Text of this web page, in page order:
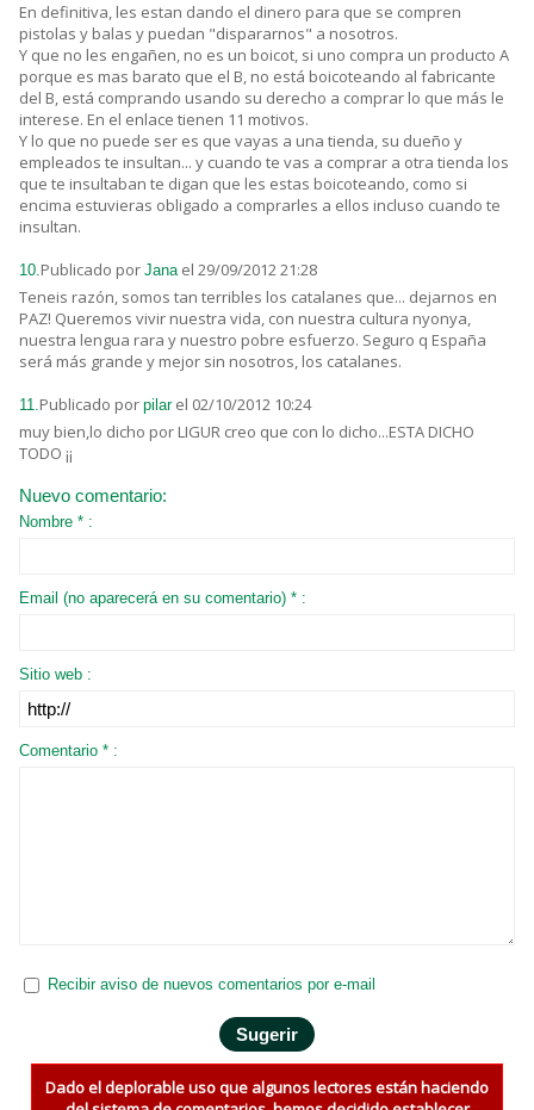
En definitiva, les estan dando el dinero para que se compren
pistolas y balas y puedan "dispararnos" a nosotros.
Y que no les engañen, no es un boicot, si uno compra un producto A
porque es mas barato que el B, no está boicoteando al fabricante
del B, está comprando usando su derecho a comprar lo que más le
interese. En el enlace tienen 11 motivos.
Y lo que no puede ser es que vayas a una tienda, su dueño y
empleados te insultan... y cuando te vas a comprar a otra tienda los
que te insultaban te digan que les estas boicoteando, como si
encima estuvieras obligado a comprarles a ellos incluso cuando te
insultan.
10.Publicado por Jana el 29/09/2012 21:28
Teneis razón, somos tan terribles los catalanes que... dejarnos en
PAZ! Queremos vivir nuestra vida, con nuestra cultura nyonya,
nuestra lengua rara y nuestro pobre esfuerzo. Seguro q España
será más grande y mejor sin nosotros, los catalanes.
11.Publicado por pilar el 02/10/2012 10:24
muy bien,lo dicho por LIGUR creo que con lo dicho...ESTA DICHO
TODO ¡¡
Nuevo comentario:
Nombre * :
Email (no aparecerá en su comentario) * :
Sitio web :
Comentario * :
Recibir aviso de nuevos comentarios por e-mail
Dado el deplorable uso que algunos lectores están haciendo